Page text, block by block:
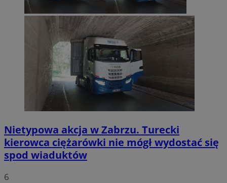
Nietypowa akcja w Zabrzu. Turecki
kierowca ciężarówki nie mógł wydostać się
spod wiaduktów
6